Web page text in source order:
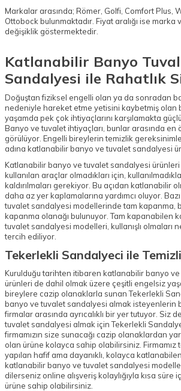
Markalar arasında; Römer, Golfi, Comfort Plus,
Ottobock bulunmaktadır. Fiyat aralığı ise marka
değişiklik göstermektedir.
Katlanabilir Banyo
Sandalyesi ile Rahatlık
Doğuştan fiziksel engelli olan ya da sonradan
nedeniyle hareket etme yetisini kaybetmiş olan
yaşamda pek çok ihtiyaçlarını karşılamakta
Banyo ve tuvalet ihtiyaçları, bunlar arasında en
görülüyor. Engelli bireylerin temizlik
adına katlanabilir banyo ve tuvalet sandalyesi
Katlanabilir banyo ve tuvalet sandalyesi
kullanılan araçlar olmadıkları için,
kaldırılmaları gerekiyor. Bu açıdan katlanabilir
daha az yer kaplamalarına yardımcı oluyor.
tuvalet sandalyesi modellerinde tam kapanma,
kapanma olanağı bulunuyor. Tam kapanabilen
tuvalet sandalyesi modelleri, kullanışlı olmaları
tercih ediliyor.
Tekerlekli Sandalyeci ile
Kurulduğu tarihten itibaren katlanabilir banyo
ürünleri de dahil olmak üzere çeşitli engelsiz
bireylere cazip olanaklarla sunan Tekerlekli
banyo ve tuvalet sandalyesi almak isteyenlerin
firmalar arasında ayrıcalıklı bir yer tutuyor. Siz
tuvalet sandalyesi almak için Tekerlekli
firmamızın size sunacağı cazip olanaklardan
olan ürüne kolayca sahip olabilirsiniz. Firmamız
yapılan hafif ama dayanıklı, kolayca
katlanabilir banyo ve tuvalet sandalyesi
dilerseniz online alışveriş kolaylığıyla kısa
ürüne sahip olabilirsiniz.